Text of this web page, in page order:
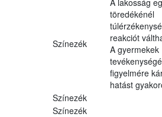
Színezék
töredékénél
reakciót
A gyermekek
figyelmére
hatást
Színezék
Színezék